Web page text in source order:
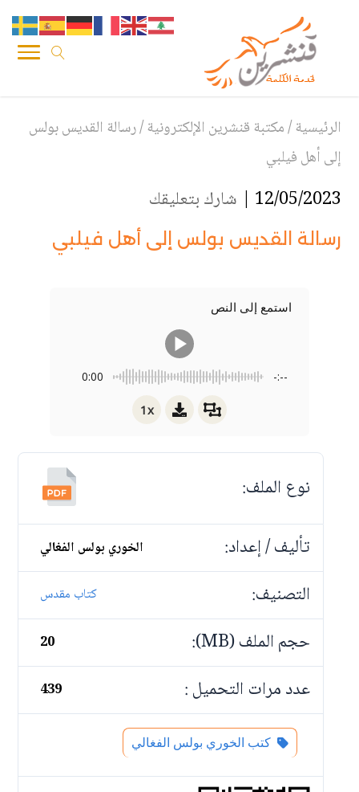
الرئيسية/مكتبة قنشرين الإلكترونية/رسالة القديس بولس
إلى أهل فيلبي
12/05/2023 | شارك بتعليقك
رسالة القديس بولس إلى أهل فيلبي
استمع إلى النص
0:00 -:--
1x
نوع الملف:
تأليف / إعداد:
الخوري بولس الفغالي
التصنيف: كتاب مقدس
حجم الملف (MB): 20
عدد مرات التحميل : 439
كتب الخوري بولس الفغالي